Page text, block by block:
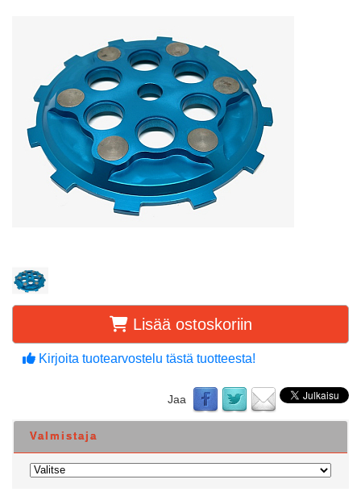
Lisää ostoskoriin
Kirjoita tuotearvostelu tästä tuotteesta!
Jaa
Valmistaja